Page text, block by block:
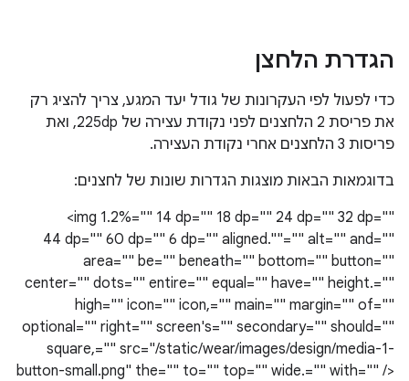
הגדרת הלחצן
כדי לפעול לפי העקרונות של גודל יעד המגע, צריך להציג רק
את פריסת 2 הלחצנים לפני נקודת עצירה של 225dp, ואת
פריסות 3 הלחצנים אחרי נקודת העצירה.
בדוגמאות הבאות מוצגות הגדרות שונות של לחצנים:
‪<img 1.2%="" 14 dp="" 18 dp="" 24 dp="" 32 dp=""
44 dp="" 60 dp="" 6 dp="" aligned.""="" alt="" and=""
area="" be="" beneath="" bottom="" button=""
center="" dots="" entire="" equal="" have="" height.=""
high="" icon="" icon,="" main="" margin="" of=""
optional="" right="" screen's="" secondary="" should=""
square,="" src="/static/wear/images/design/media-1-
button-small.png" the="" to="" top="" wide.="" with="" />